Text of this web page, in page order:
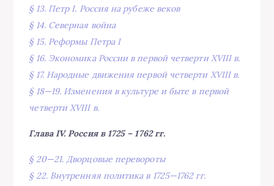
§ 13. Петр I. Россия на рубеже веков
§ 14. Северная война
§ 15. Реформы Петра I
§ 16. Экономика России в первой четверти XVIII в.
§ 17. Народные движения первой четверти XVIII в.
§ 18—19. Изменения в культуре и быте в первой
четверти XVIII в.
Глава IV. Россия в 1725 – 1762 гг.
§ 20—21. Дворцовые перевороты
§ 22. Внутренняя политика в 1725—1762 гг.